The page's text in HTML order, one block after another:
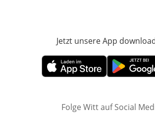
Jetzt unsere App
Öffnet in neuem Fenster
Öffnet in
Folge Witt auf Social